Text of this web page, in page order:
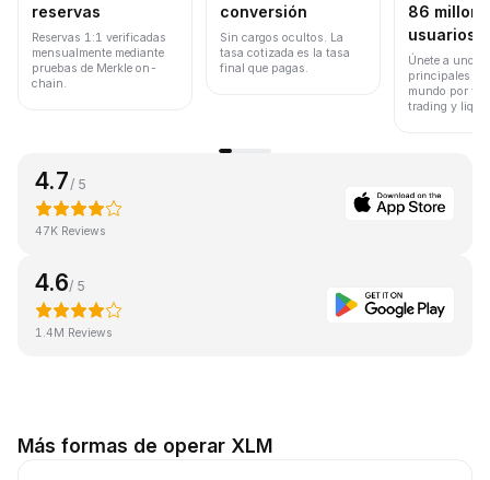
reservas
Reservas 1:1 verificadas
mensualmente mediante
pruebas de Merkle on-
chain.
conversión
Sin cargos ocultos. La
tasa cotizada es la tasa
final que pagas.
86
usuarios
Únete a uno
principales
mundo por
trading y
4.7 / 5
47K Reviews
4.6/ 5
1.4M Reviews
Más formas de operar XLM